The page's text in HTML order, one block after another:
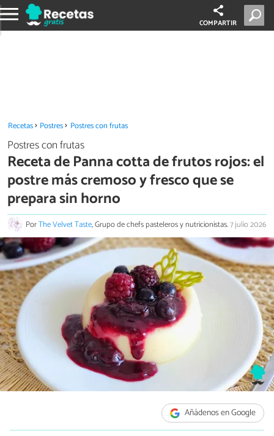
COMPARTIR
Recetas Postres Postres con frutas
Postres con frutas
Receta de Panna cotta de frutos rojos: el
postre más cremoso y fresco que se
prepara sin horno
PorThe Velvet Taste, Grupo de chefs pasteleros y nutricionistas.7 julio 2026
Añádenos en Google